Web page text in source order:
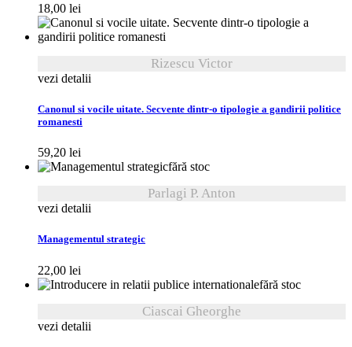
18,00 lei
Rizescu Victor
vezi detalii
Canonul si vocile uitate. Secvente dintr-o tipologie a gandirii politice
romanesti
59,20 lei
fără stoc
Parlagi P. Anton
vezi detalii
Managementul strategic
22,00 lei
fără stoc
Ciascai Gheorghe
vezi detalii